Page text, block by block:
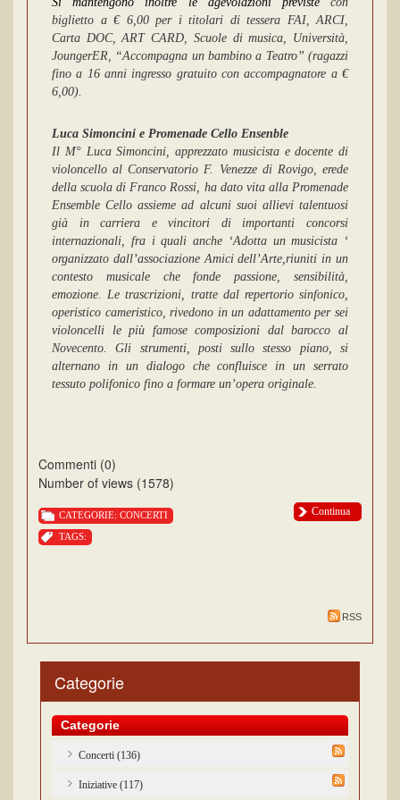
biglietto a € 6,00 per i titolari di tessera FAI, ARCI,
Carta DOC, ART CARD, Scuole di musica, Università,
JoungerER, “Accompagna un bambino a Teatro” (ragazzi
fino a 16 anni ingresso gratuito con accompagnatore a €
6,00).
Luca Simoncini e Promenade Cello Ensenble
Il M° Luca Simoncini, apprezzato musicista e docente di
violoncello al Conservatorio F. Venezze di Rovigo, erede
della scuola di Franco Rossi, ha dato vita alla Promenade
Ensemble Cello assieme ad alcuni suoi allievi talentuosi
già in carriera e vincitori di importanti concorsi
internazionali, fra i quali anche ‘Adotta un musicista ‘
organizzato dall’associazione Amici dell’Arte,riuniti in un
contesto musicale che fonde passione, sensibilità,
emozione. Le trascrizioni, tratte dal repertorio sinfonico,
operistico cameristico, rivedono in un adattamento per sei
violoncelli le più famose composizioni dal barocco al
Novecento. Gli strumenti, posti sullo stesso piano, si
alternano in un dialogo che confluisce in un serrato
tessuto polifonico fino a formare un’opera originale.
Commenti (0)
Number of views (1578)
Continua
CATEGORIE: CONCERTI
TAGS:
RSS
Categorie
Categorie
Concerti (136)
Iniziative (117)